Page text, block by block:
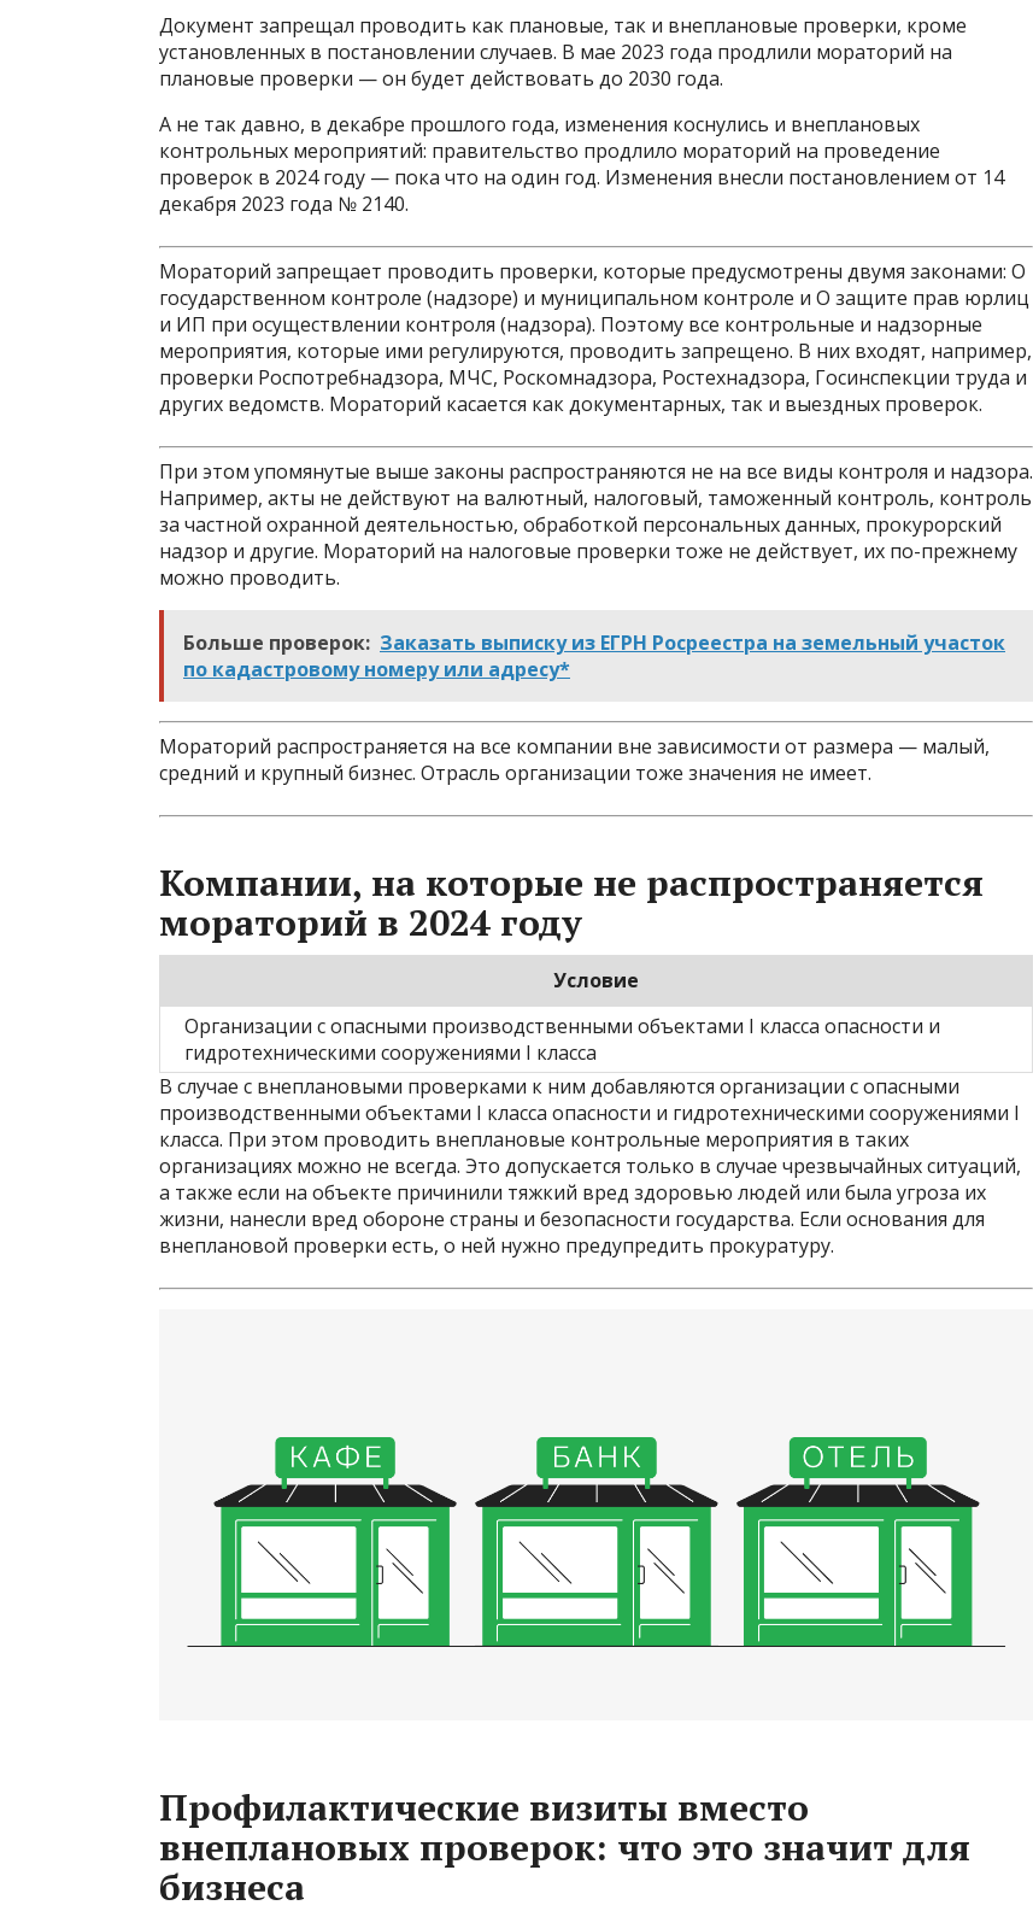
Документ запрещал проводить как плановые, так и внеплановые проверки, кроме
установленных в постановлении случаев. В мае 2023 года продлили мораторий на
плановые проверки — он будет действовать до 2030 года.
А не так давно, в декабре прошлого года, изменения коснулись и внеплановых
контрольных мероприятий: правительство продлило мораторий на проведение
проверок в 2024 году — пока что на один год. Изменения внесли постановлением от 14
декабря 2023 года № 2140.
Мораторий запрещает проводить проверки, которые предусмотрены двумя законами: О
государственном контроле (надзоре) и муниципальном контроле и О защите прав юрлиц
и ИП при осуществлении контроля (надзора). Поэтому все контрольные и надзорные
мероприятия, которые ими регулируются, проводить запрещено. В них входят, например,
проверки Роспотребнадзора, МЧС, Роскомнадзора, Ростехнадзора, Госинспекции труда и
других ведомств. Мораторий касается как документарных, так и выездных проверок.
При этом упомянутые выше законы распространяются не на все виды контроля и надзора.
Например, акты не действуют на валютный, налоговый, таможенный контроль, контроль
за частной охранной деятельностью, обработкой персональных данных, прокурорский
надзор и другие. Мораторий на налоговые проверки тоже не действует, их по-прежнему
можно проводить.
Больше проверок: Заказать выписку из ЕГРН Росреестра на земельный участок
по кадастровому номеру или адресу*
Мораторий распространяется на все компании вне зависимости от размера — малый,
средний и крупный бизнес. Отрасль организации тоже значения не имеет.
Компании, на которые не распространяется
мораторий в 2024 году
Условие
Организации с опасными производственными объектами I класса опасности и
гидротехническими сооружениями I класса
В случае с внеплановыми проверками к ним добавляются организации с опасными
производственными объектами I класса опасности и гидротехническими сооружениями I
класса. При этом проводить внеплановые контрольные мероприятия в таких
организациях можно не всегда. Это допускается только в случае чрезвычайных ситуаций,
а также если на объекте причинили тяжкий вред здоровью людей или была угроза их
жизни, нанесли вред обороне страны и безопасности государства. Если основания для
внеплановой проверки есть, о ней нужно предупредить прокуратуру.
Профилактические визиты вместо
внеплановых проверок: что это значит для
бизнеса